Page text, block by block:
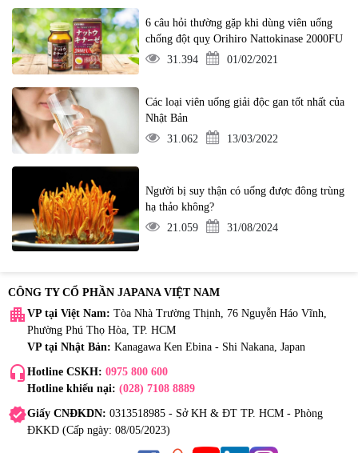
6 câu hỏi thường gặp khi dùng viên uống
chống đột quỵ Orihiro Nattokinase 2000FU
31.394
01/02/2021
Các loại viên uống giải độc gan tốt nhất của
Nhật Bản
31.062
13/03/2022
Người bị suy thận có uống được đông trùng
hạ thảo không?
21.059
31/08/2024
CÔNG TY CỔ PHẦN JAPANA VIỆT NAM
apartment VP tại Việt Nam: Tòa Nhà Trường Thịnh, 76 Nguyễn Háo Vĩnh,
Phường Phú Thọ Hòa, TP. HCM
VP tại Nhật Bản: Kanagawa Ken Ebina - Shi Nakana, Japan
headset_mic Hotline CSKH: 0975 800 600
Hotline khiếu nại: (028) 7108 8889
verifiedGiấy CNĐKDN: 0313518985 - Sở KH & ĐT TP. HCM - Phòng
ĐKKD (Cấp ngày: 08/05/2023)